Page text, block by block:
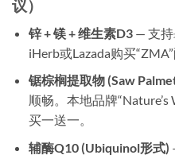
议）
锌 + 镁 + 维生素D3— 支持
iHerb或Lazada购买
锯棕榈提取物 (Saw
顺畅。本地品牌“Nature’s
买一送一。
辅酶Q10 (Ubiquinol形式)